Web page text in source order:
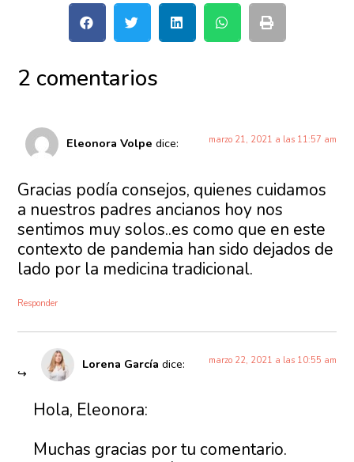
2 comentarios
Eleonora Volpe dice: marzo 21, 2021 a las 11:57 am
Gracias podía consejos, quienes cuidamos
a nuestros padres ancianos hoy nos
sentimos muy solos..es como que en este
contexto de pandemia han sido dejados de
lado por la medicina tradicional.
Responder
Lorena García dice: marzo 22, 2021 a las 10:55 am
Hola, Eleonora:
Muchas gracias por tu comentario.